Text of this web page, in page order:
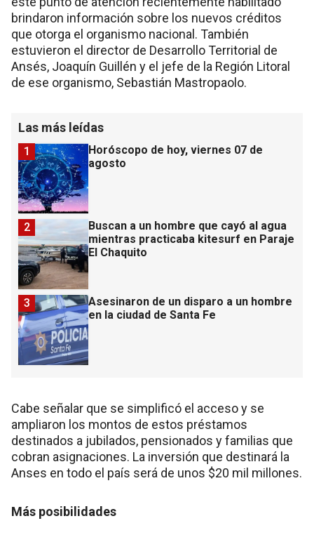
brindaron información sobre los nuevos créditos
que otorga el organismo nacional. También
estuvieron el director de Desarrollo Territorial de
Ansés, Joaquín Guillén y el jefe de la Región Litoral
de ese organismo, Sebastián Mastropaolo.
Las más leídas
Horóscopo de hoy, viernes 07 de
agosto
1
Buscan a un hombre que cayó al agua
mientras practicaba kitesurf en Paraje
El Chaquito
2
Asesinaron de un disparo a un hombre
en la ciudad de Santa Fe
3
Cabe señalar que se simplificó el acceso y se
ampliaron los montos de estos préstamos
destinados a jubilados, pensionados y familias que
cobran asignaciones. La inversión que destinará la
Anses en todo el país será de unos $20 mil millones.
Más posibilidades